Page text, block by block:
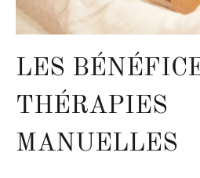
LES
THÉRAPIES
MANUELLES